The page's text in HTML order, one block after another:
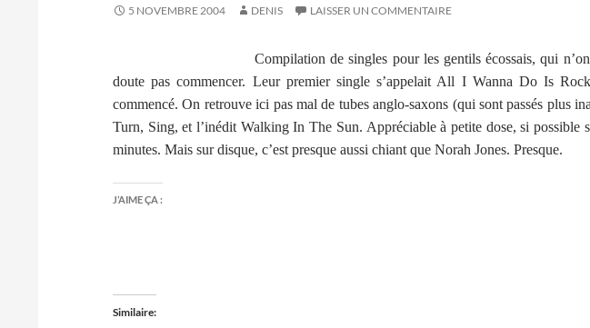
5 NOVEMBRE 2004 DENIS LAISSER UN COMMENTAIRE
Compilation de singles pour les gentils écossais, qui
doute pas commencer. Leur premier single s’appelait All I Wanna Do Is
commencé. On retrouve ici pas mal de tubes anglo-saxons (qui sont passés plus
Turn, Sing, et l’inédit Walking In The Sun. Appréciable à petite dose, si possible
minutes. Mais sur disque, c’est presque aussi chiant que Norah Jones. Presque.
J’AIME ÇA :
Similaire